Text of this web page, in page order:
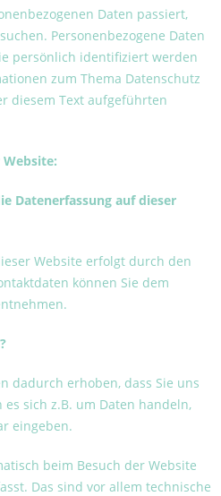
Daten passiert,
Personenbezogene Daten
persönlich identifiziert werden
zum Thema Datenschutz
diesem Text aufgeführten
Datenerfassung auf dieser
Website erfolgt durch den
können Sie dem
dadurch erhoben, dass Sie uns
sich z.B. um Daten handeln,
eingeben.
beim Besuch der Website
Das sind vor allem technische